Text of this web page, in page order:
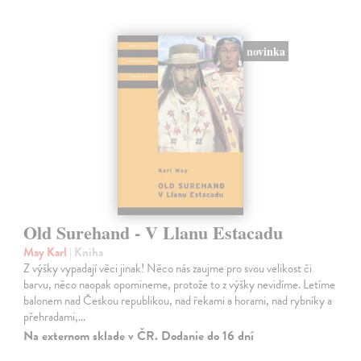
novinka
Old Surehand - V Llanu Estacadu
May Karl | Kniha
Z výšky vypadají věci jinak! Něco nás zaujme pro svou velikost či
barvu, něco naopak opomineme, protože to z výšky nevidíme. Letíme
balonem nad Českou republikou, nad řekami a horami, nad rybníky a
přehradami,…
Na externom sklade v ČR. Dodanie do 16 dní